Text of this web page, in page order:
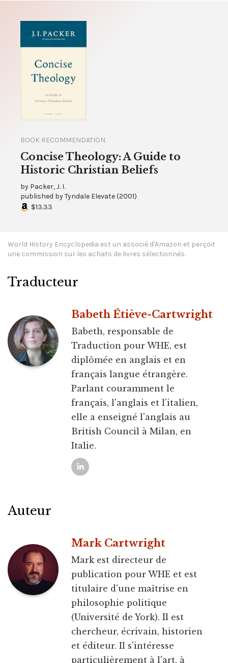
BOOK RECOMMENDATION
Concise Theology: A Guide to
Historic Christian Beliefs
by Packer, J. I.
published byTyndale Elevate(2001)
$13.33
World History Encyclopedia est un associé d'Amazon et perçoit
une commission sur les achats de livres sélectionnés.
Traducteur
Babeth Étiève-Cartwright
Babeth, responsable de
Traduction pour WHE, est
diplômée en anglais et en
français langue étrangère.
Parlant couramment le
français, l'anglais et l'italien,
elle a enseigné l'anglais au
British Council à Milan, en
Italie.
Auteur
Mark Cartwright
Mark est directeur de
publication pour WHE et est
titulaire d'une maîtrise en
philosophie politique
(Université de York). Il est
chercheur, écrivain, historien
et éditeur. Il s'intéresse
particulièrement à l'art, à